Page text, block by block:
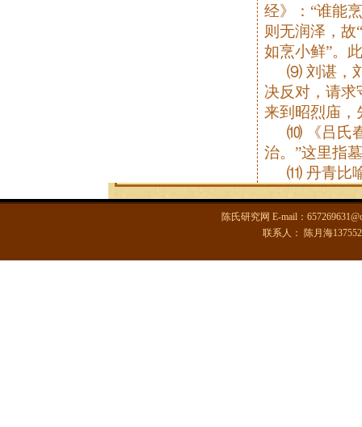
经》：“谁能
则无润泽，故
如烹小鲜”。
⑼ 刘谌，
决反对，请求
来到昭烈庙，
⑽ 《吕氏
治。”这里指
⑾ 丹青比
陈氏研究网 E-mail：
联系人： 陈月海